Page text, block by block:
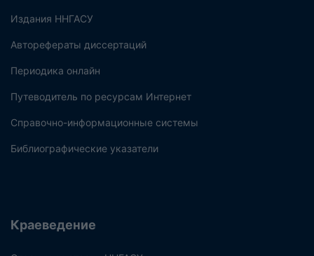
Издания ННГАСУ
Авторефераты диссертаций
Периодика онлайн
Путеводитель по ресурсам Интернет
Справочно-информационные системы
Библиографические указатели
Краеведение